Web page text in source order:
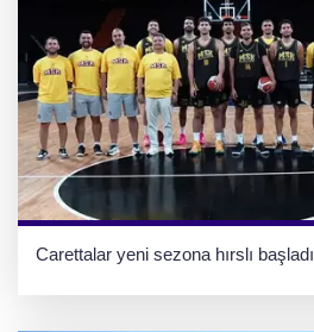
Carettalar yeni sezona hırslı başladı